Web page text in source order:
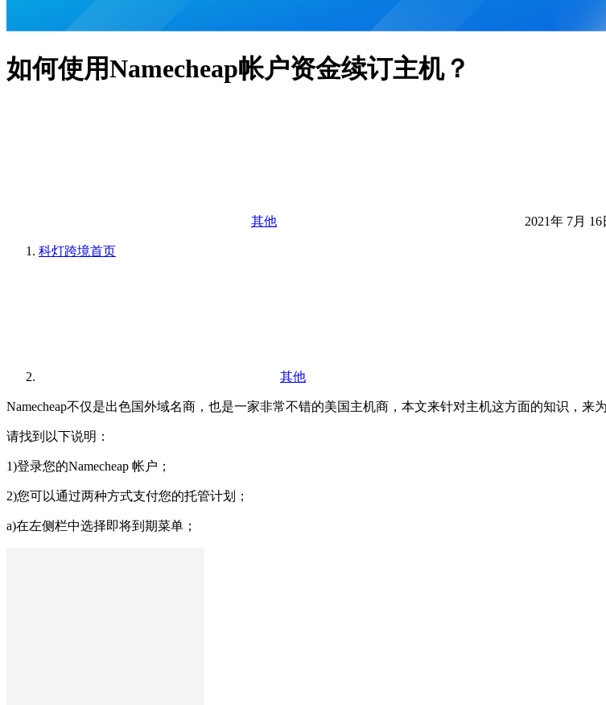
如何使用Namecheap帐户资金续订主机？
其他 2021年 7月
科灯跨境首页
其他
Namecheap不仅是出色国外域名商，也是一家非常不错的美国主机商，本文来针对主机这方面的知识，来
请找到以下说明：
1)登录您的Namecheap 帐户；
2)您可以通过两种方式支付您的托管计划；
a)在左侧栏中选择即将到期菜单；